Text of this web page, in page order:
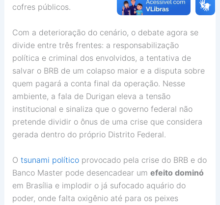
cofres públicos.
Com a deterioração do cenário, o debate agora se
divide entre três frentes: a responsabilização
política e criminal dos envolvidos, a tentativa de
salvar o BRB de um colapso maior e a disputa sobre
quem pagará a conta final da operação. Nesse
ambiente, a fala de Durigan eleva a tensão
institucional e sinaliza que o governo federal não
pretende dividir o ônus de uma crise que considera
gerada dentro do próprio Distrito Federal.
O tsunami políticoprovocado pela crise do BRB e do
Banco Master pode desencadear um efeito dominó
em Brasília e implodir o já sufocado aquário do
poder, onde falta oxigênio até para os peixes